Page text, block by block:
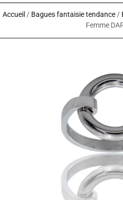
Accueil/ Bagues fantaisie tendance/
Femme